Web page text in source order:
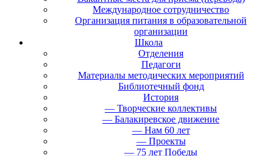
Международное сотрудничество
Организация питания в образовательной
организации
Школа
Отделения
Педагоги
Материалы методических мероприятий
Библиотечный фонд
История
— Творческие коллективы
— Балакиревское движение
— Нам 60 лет
— Проекты
— 75 лет Победы